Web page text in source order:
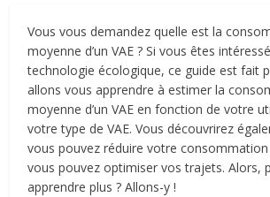
Vous vous demandez quelle est la
moyenne d’un VAE ? Si vous êtes
technologie écologique, ce guide est fait
allons vous apprendre à estimer la
moyenne d’un VAE en fonction de votre
votre type de VAE. Vous découvrirez
vous pouvez réduire votre
vous pouvez optimiser vos trajets. Alors,
apprendre plus ? Allons-y !